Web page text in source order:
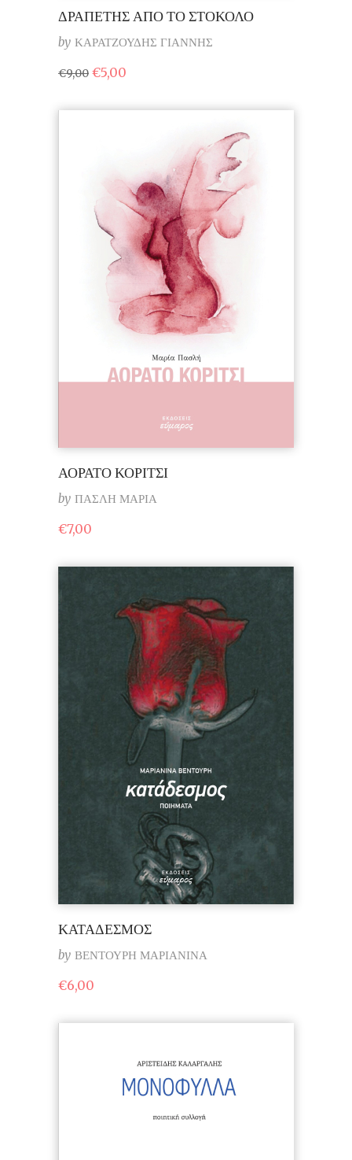
ΔΡΑΠΕΤΗΣ ΑΠΟ ΤΟ ΣΤΟΚΟΛΟ
by ΚΑΡΑΤΖΟΥΔΗΣ ΓΙΑΝΝΗΣ
€9,00 Original
price
€9,00.
€5,00
είναι:
ΑΟΡΑΤΟ ΚΟΡΙΤΣΙ
by ΠΑΣΛΗ ΜΑΡΙΑ
€7,00
ΚΑΤΑΔΕΣΜΟΣ
by ΒΕΝΤΟΥΡΗ ΜΑΡΙΑΝΙΝΑ
€6,00